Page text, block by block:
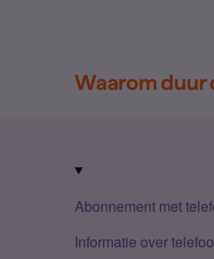
Waarom duur
Abonnement met
Informatie over